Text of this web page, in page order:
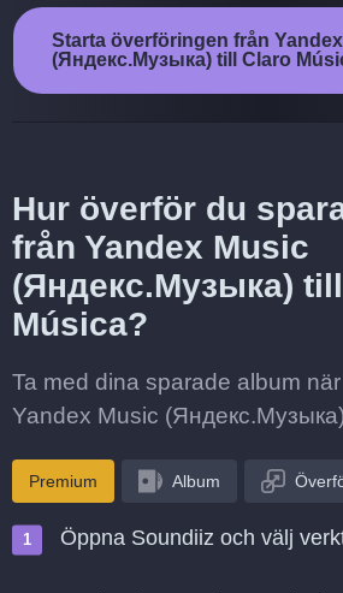
Starta överföringen från
(Яндекс.Музыка) till Claro
Hur överför du
från Yandex Music
(Яндекс.Музыка)
Música?
Ta med dina sparade album
Yandex Music
Premium Album
Öppna Soundiiz och välj